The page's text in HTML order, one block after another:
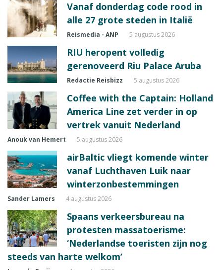
Vanaf donderdag code rood in
alle 27 grote steden in Italië
Reismedia - ANP 5 augustus 2026
RIU heropent volledig
gerenoveerd Riu Palace Aruba
Redactie Reisbizz 5 augustus 2026
Coffee with the Captain: Holland
America Line zet verder in op
vertrek vanuit Nederland
Anouk van Hemert 5 augustus 2026
airBaltic vliegt komende winter
vanaf Luchthaven Luik naar
winterzonbestemmingen
Sander Lamers 4 augustus 2026
Spaans verkeersbureau na
protesten massatoerisme:
‘Nederlandse toeristen zijn nog
steeds van harte welkom’